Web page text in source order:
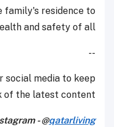
family's residence to
and safety of all.
--
social media to keep
of the latest content.
- @qatarliving